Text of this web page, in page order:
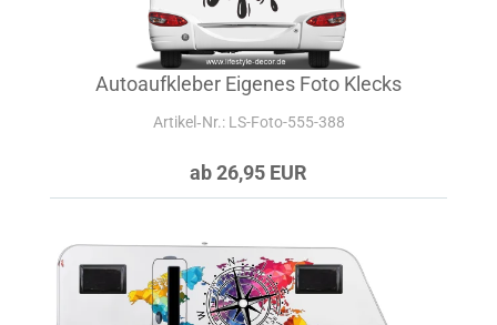
Autoaufkleber Eigenes Foto Klecks
Artikel‑Nr.: LS-Foto-555-388
ab 26,95 EUR